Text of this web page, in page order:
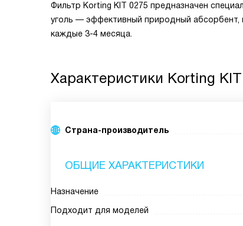
Фильтр Korting KIT 0275 предназначен
уголь — эффективный природный абсорбент,
каждые 3-4 месяца.
Характеристики Korting
Страна-производитель
ОБЩИЕ ХАРАКТЕРИСТИКИ
Назначение
Подходит для моделей